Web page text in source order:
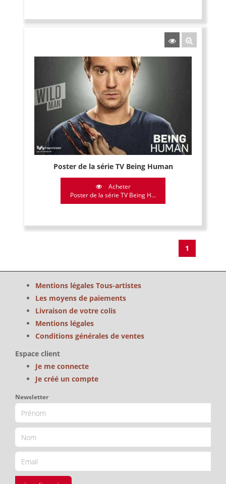
Poster de la série TV Being Human
Acheter
Poster de la série TV Being H...
1
Mentions légales Tous-artistes
Les moyens de paiements
Livraison de votre colis
Mentions légales
Conditions générales de ventes
Espace client
Je me connecte
Je créé un compte
Newsletter